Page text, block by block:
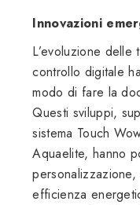
Innovazioni
L’evoluzione
controllo digitale
modo di fare la
Questi sviluppi,
sistema Touch
Aquaelite, hanno
efficienza